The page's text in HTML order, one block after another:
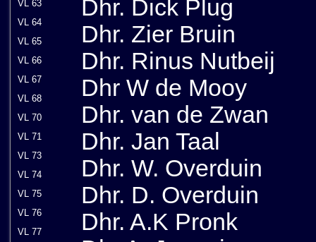
VL 63
VL 64
VL 65
VL 66
VL 67
VL 68
VL 70
VL 71
VL 73
VL 74
VL 75
VL 76
VL 77
Dhr. Dick Plug
Dhr. Zier Bruin
Dhr. Rinus Nutbeij
Dhr W de Mooy
Dhr. van de Zwan
Dhr. Jan Taal
Dhr. W. Overduin
Dhr. D. Overduin
Dhr. A.K Pronk